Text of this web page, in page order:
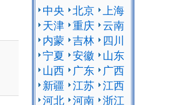
中央 北京
上海
天津 重庆 云南
内蒙 吉林
四川
宁夏 安徽
山东
山西
广东
广西
新疆 江苏 江西
河北 河南 浙江